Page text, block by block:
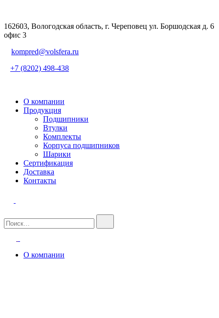
162603, Вологодская область, г. Череповец ул. Боршодская д. 6
офис 3
kompred@volsfera.ru
+7 (8202) 498-438
О компании
Продукция
Подшипники
Втулки
Комплекты
Корпуса подшипников
Шарики
Сертификация
Доставка
Контакты
О компании